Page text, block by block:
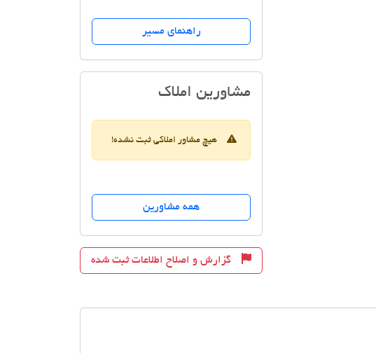
راهنمای مسیر
مشاورین املاکمسکن ساحل
هیچ مشاور املاکی ثبت نشده!
همه مشاورین
گزارش و اصلاح اطلاعات ثبت شده